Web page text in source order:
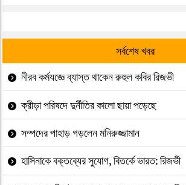
সর্বশেষ খবর
নীরব কর্মযজ্ঞে ব্যাস্ত থাকেন রুহুল কবির রিজভী
ক্রীড়া পরিষদে দুর্নীতির কালো ছায়া পড়েছে
সম্পদের পাহাড় গড়লেন মনিরুজ্জামান
হাসিনাকে বক্তব্যের সুযোগ, বিতর্কে ভারত: রিজভী